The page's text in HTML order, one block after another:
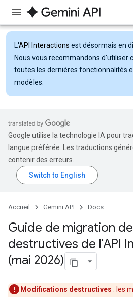
L'API Interactions est désormais en
Nous vous recommandons d'utiliser
toutes les dernières fonctionnalités
modèles.
Google utilise la technologie IA pour
langue préférée. Les traductions
contenir des erreurs.
Accueil Gemini API Docs
Guide de migration
destructives de l'API
(mai 2026)
Modifications destructives : les